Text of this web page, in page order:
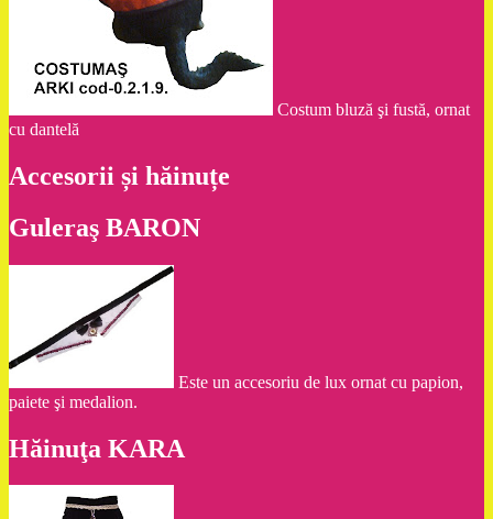
Costum bluză şi fustă, ornat
cu dantelă
Accesorii și hăinuțe
Guleraş BARON
Este un accesoriu de lux ornat cu papion,
paiete şi medalion.
Hăinuţa KARA